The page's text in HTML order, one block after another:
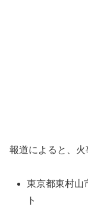
報道によると、
東京都東村山
ト